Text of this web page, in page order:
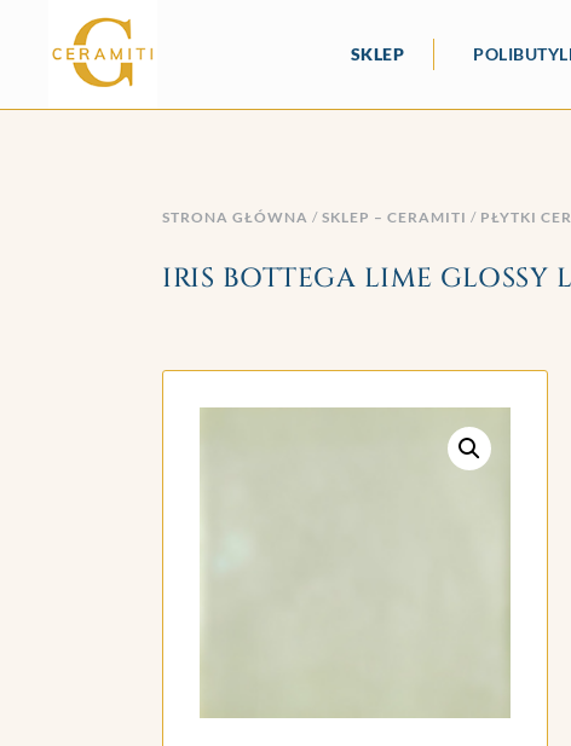
SKLEP
STRONA GŁÓWNA /SKLEP – CERAMITI / PŁYTKI
IRIS BOTTEGA LIME GLOSSY